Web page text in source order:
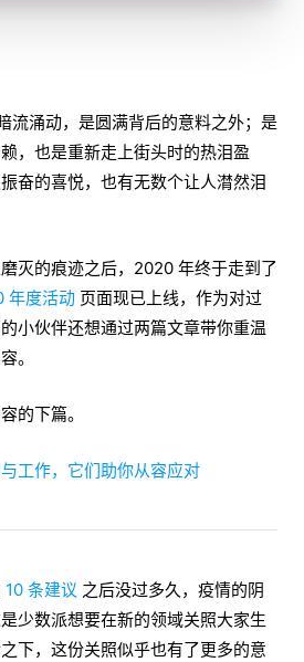
流涌动，是圆满背后的意料之外；是
，也是重新走上街头时的热泪盈
奋的喜悦，也有无数个让人潸然泪
灭的痕迹之后，2020 年终于走到了
年度活动 页面现已上线，作为对过
小伙伴还想通过两篇文章带你重温
。
的下篇。
工作，它们助你从容应对
10 条建议 之后没过多久，疫情的阴
少数派想要在新的领域关照大家生
下，这份关照似乎也有了更多的意